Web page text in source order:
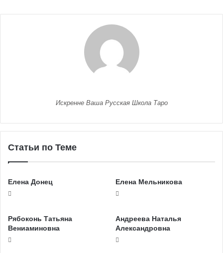
Искренне Ваша Русская Школа Таро
Статьи по Теме
Елена Донец Елена Мельникова
Рябоконь Татьяна
Вениаминовна
Андреева Наталья
Александровна